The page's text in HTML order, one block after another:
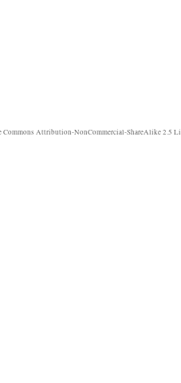
Commons Attribution-NonCommercial-ShareAlike 2.5